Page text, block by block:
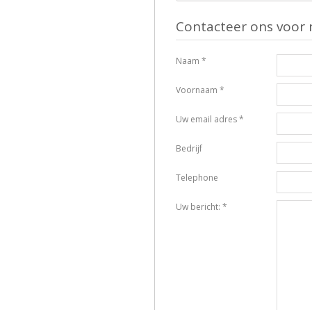
Contacteer ons
Naam *
Voornaam *
Uw email adres *
Bedrijf
Telephone
Uw bericht: *